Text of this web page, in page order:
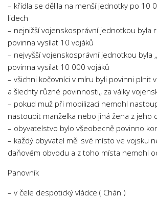
– křídla se dělila na menší jednotky po 10
lidech
– nejnižší vojenskosprávní jednotkou byla
povinna vysílat 10 vojáků
– nejvyšší vojenskosprávní jednotkou byla
povinna vysílat 10 000 vojáků
– všichni kočovníci v míru byli povinni plnit
a šlechty různé povinnosti,, za války
– pokud muž při mobilizaci nemohl
nastoupit manželka nebo jiná žena z jeho
– obyvatelstvo bylo všeobecně povinno
– každý obyvatel měl své místo ve vojsku
daňovém obvodu a z toho místa nemohl
Panovník
– v čele despotický vládce ( Chán )